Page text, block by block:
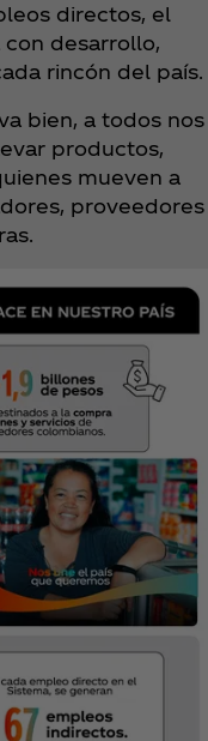
directos, el
con desarrollo,
rincón del país.​
bien, a todos nos
productos,
mueven a
proveedores